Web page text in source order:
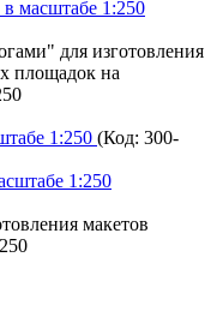
для изготовления
площадок на
1:250 (Код: 300-
макетов